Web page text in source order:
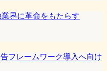
界に革命をもたらす
フレームワーク導入へ向け